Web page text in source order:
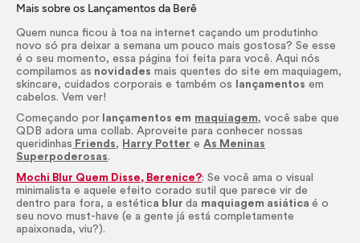
Mais sobre os Lançamentos da Berê
Quem nunca ficou à toa na internet caçando um produtinho
novo só pra deixar a semana um pouco mais gostosa? Se esse
é o seu momento, essa página foi feita para você. Aqui nós
compilamos as novidades mais quentes do site em maquiagem,
skincare, cuidados corporais e também os lançamentos em
cabelos. Vem ver!
Começando por lançamentos em maquiagem, você sabe que
QDB adora uma collab. Aproveite para conhecer nossas
queridinhas Friends, Harry Potter eAs Meninas
Superpoderosas.
Mochi Blur Quem Disse, Berenice?:Se você ama o visual
minimalista e aquele efeito corado sutil que parece vir de
dentro para fora, a estética blurda maquiagem asiáticaé o
seu novo must-have (e a gente já está completamente
apaixonada, viu?).